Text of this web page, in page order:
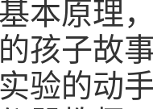
本原理
孩子故
验的动